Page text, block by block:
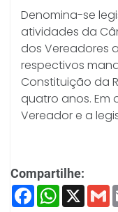
Denomina-se
atividades da
dos Vereadores
respectivos
Constituição da
quatro anos. Em
Vereador e a
Compartilhe:
FacebookWhatsApp
X